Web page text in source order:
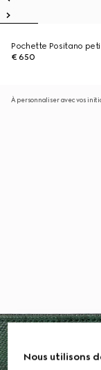
Pochette Positano
€ 650
À personnaliser avec vos
Nous utilisons